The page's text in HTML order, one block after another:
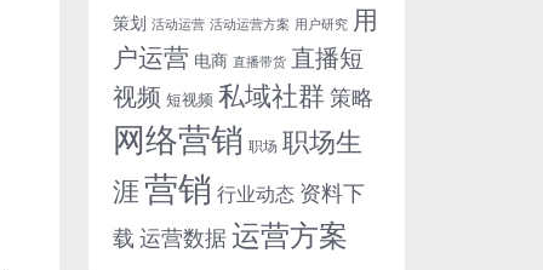
策划 活动运营 活动运营方案 用户研究 用
户运营 电商 直播带货 直播短
视频 短视频 私域社群 策略
网络营销 职场 职场生
涯营销 行业动态 资料下
载 运营数据运营方案